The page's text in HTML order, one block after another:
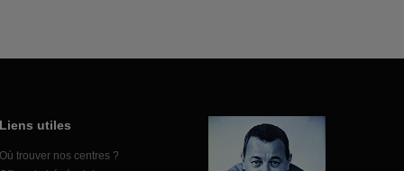
Liens utiles
Où trouver nos centres ?